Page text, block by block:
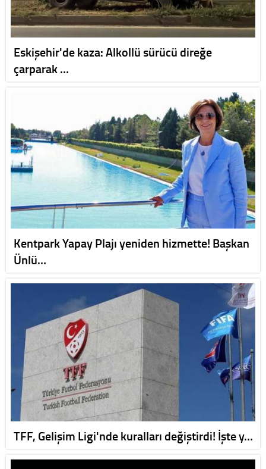
Eskişehir'de kaza: Alkollü sürücü direğe
çarparak …
Kentpark Yapay Plajı yeniden hizmette! Başkan
Ünlü…
TFF, Gelişim Ligi'nde kuralları değiştirdi! İşte y…